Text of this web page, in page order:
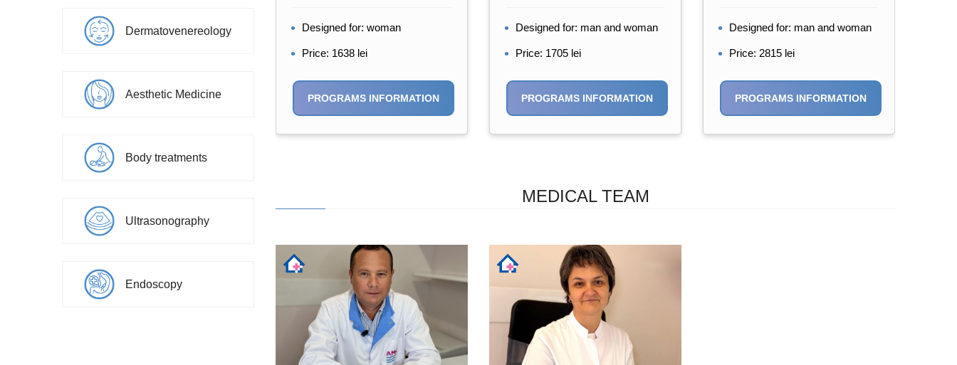
Designed for: woman
Price: 1638 lei
PROGRAMS INFORMATION
Designed for: man and woman
Price: 1705 lei
PROGRAMS INFORMATION
Designed for: man and woman
Price: 2815 lei
PROGRAMS INFORMATION
MEDICAL TEAM
Chiriac Andrian Aleksa Zinaida
Dermatovenereology
Aesthetic Medicine
Body treatments
Ultrasonography
Endoscopy